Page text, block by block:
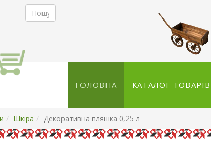
ГОЛОВНА КАТАЛОГ ТОВАРІВ
Шкіра Декоративна пляшка 0,25 л